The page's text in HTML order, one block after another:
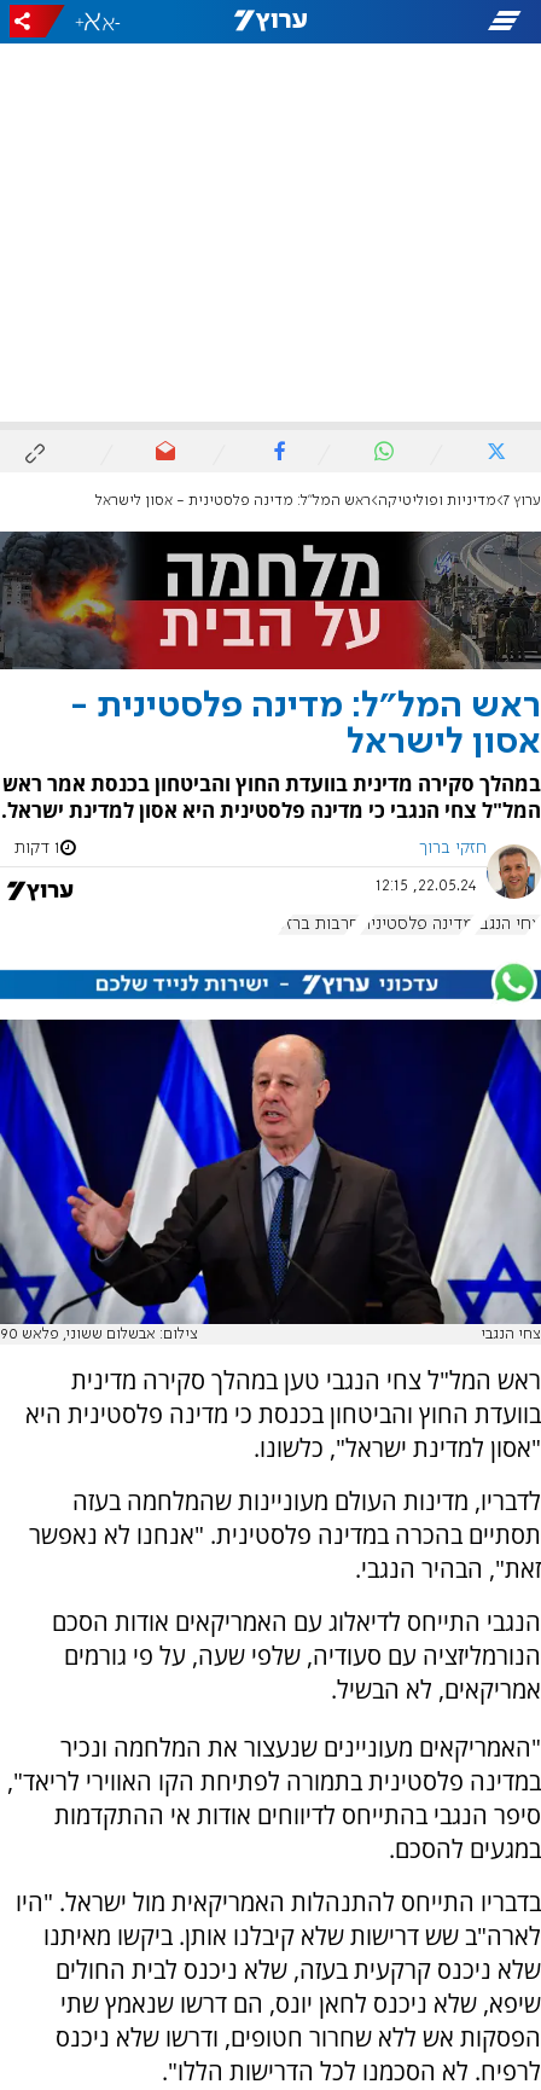
-
+
ערוץ 7 מדיניות ופוליטיקה ראש המל"ל: מדינה פלסטינית - אסון לישראל
ראש המל"ל: מדינה פלסטינית -
אסון לישראל
במהלך סקירה מדינית בוועדת החוץ והביטחון בכנסת אמר ראש
המל"ל צחי הנגבי כי מדינה פלסטינית היא אסון למדינת ישראל.
חזקי ברוך 1 דקות
22.05.24, 12:15
צחי הנגבי מדינה פלסטינית חרבות ברזל
צחי הנגבי צילום: אבשלום ששוני, פלאש 90
ראש המל"ל צחי הנגבי טען במהלך סקירה מדינית
בוועדת החוץ והביטחון בכנסת כי מדינה פלסטינית היא
"אסון למדינת ישראל", כלשונו.
לדבריו, מדינות העולם מעוניינות שהמלחמה בעזה
תסתיים בהכרה במדינה פלסטינית. "אנחנו לא נאפשר
זאת", הבהיר הנגבי.
הנגבי התייחס לדיאלוג עם האמריקאים אודות הסכם
הנורמליזציה עם סעודיה, שלפי שעה, על פי גורמים
אמריקאים, לא הבשיל.
"האמריקאים מעוניינים שנעצור את המלחמה ונכיר
במדינה פלסטינית בתמורה לפתיחת הקו האווירי לריאד",
סיפר הנגבי בהתייחס לדיווחים אודות אי ההתקדמות
במגעים להסכם.
בדבריו התייחס להתנהלות האמריקאית מול ישראל. "היו
לארה"ב שש דרישות שלא קיבלנו אותן. ביקשו מאיתנו
שלא ניכנס קרקעית בעזה, שלא ניכנס לבית החולים
שיפא, שלא ניכנס לחאן יונס, הם דרשו שנאמץ שתי
הפסקות אש ללא שחרור חטופים, ודרשו שלא ניכנס
לרפיח. לא הסכמנו לכל הדרישות הללו".